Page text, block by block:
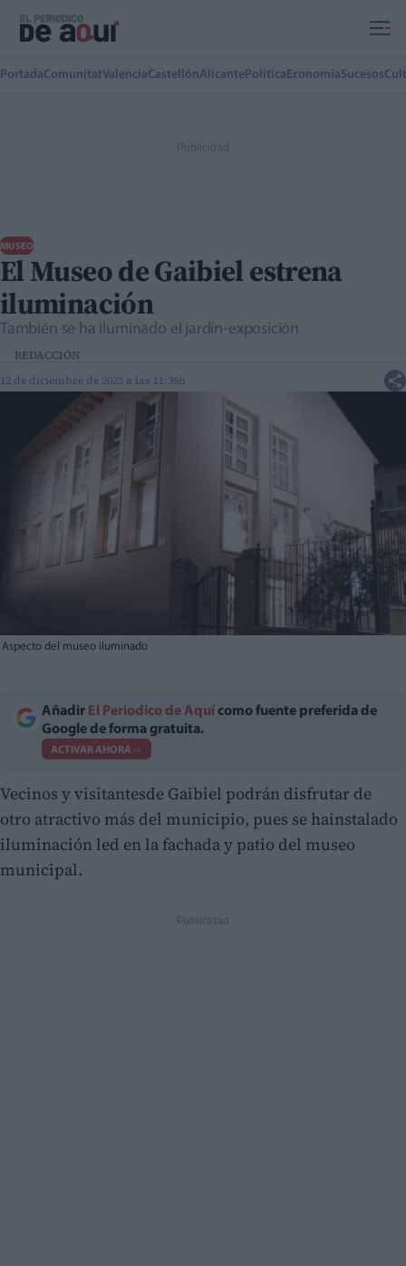
PortadaComunitatValenciaCastellónAlicante Política EconomíaSucesos
MUSEO
El Museo de Gaibiel estrena
iluminación
También se ha iluminado el jardín-exposición
REDACCIÓN
12 de diciembre de 2022 a las 11:38h
Aspecto del museo iluminado
Añadir El Periodico de Aquí como fuente preferida de
Google de forma gratuita.
ACTIVAR AHORA
Vecinos y visitantesde Gaibiel podrán disfrutar de
otro atractivo más del municipio, pues se hainstalado
iluminación led en la fachada y patio del museo
municipal.